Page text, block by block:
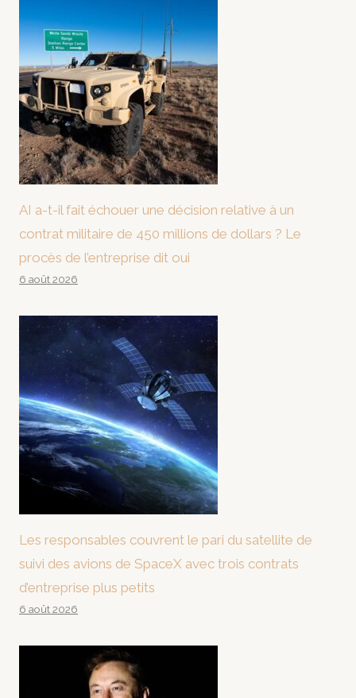
AI a-t-il fait échouer une décision relative à un
contrat militaire de 450 millions de dollars ? Le
procès de l’entreprise dit oui
6 août 2026
Les responsables couvrent le pari du satellite de
suivi des avions de SpaceX avec trois contrats
d’entreprise plus petits
6 août 2026